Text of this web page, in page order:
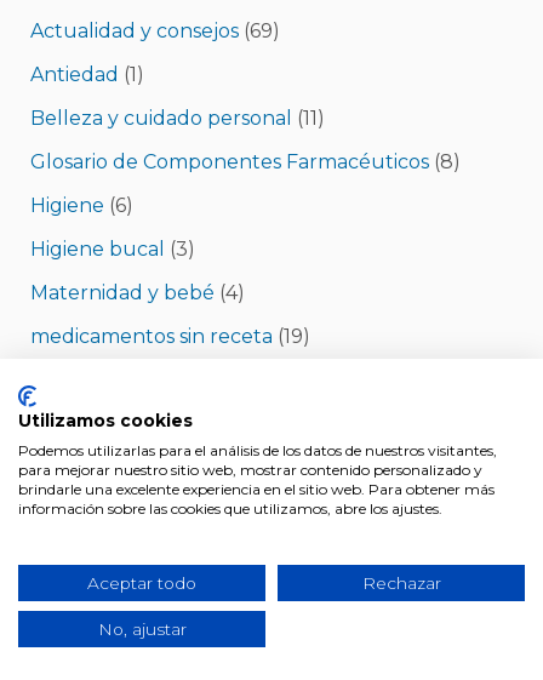
Actualidad y consejos(69)
Antiedad (1)
Belleza y cuidado personal (11)
Glosario de Componentes Farmacéuticos(8)
Higiene (6)
Higiene bucal (3)
Maternidad y bebé (4)
medicamentos sin receta (19)
Minerales(1)
Nutrición y complementos(44)
Pérdida de peso(1)
Salud(15)
Salud mujer(7)
Utilizamos cookies
Podemos utilizarlas para el análisis de los datos de nuestros visitantes,
para mejorar nuestro sitio web, mostrar contenido personalizado y
brindarle una excelente experiencia en el sitio web. Para obtener más
información sobre las cookies que utilizamos, abre los ajustes.
Aceptar todo Rechazar
No, ajustar